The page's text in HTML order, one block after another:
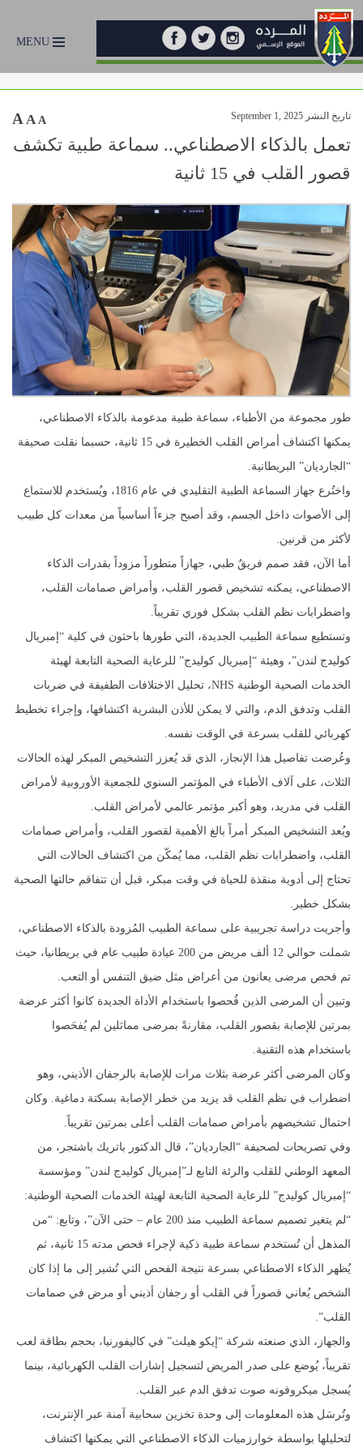
MENU
تاريخ النشر September 1, 2025 A A A
تعمل بالذكاء الاصطناعي.. سماعة طبية تكشف
قصور القلب في 15 ثانية
طور مجموعة من الأطباء، سماعة طبية مدعومة بالذكاء الاصطناعي،
يمكنها اكتشاف أمراض القلب الخطيرة في 15 ثانية، حسبما نقلت صحيفة
“الجارديان” البريطانية.
واختُرع جهاز السماعة الطبية التقليدي في عام 1816، ويُستخدم للاستماع
إلى الأصوات داخل الجسم، وقد أصبح جزءاً أساسياً من معدات كل طبيب
لأكثر من قرنين.
أما الآن، فقد صمم فريقٌ طبي، جهازاً متطوراً مزوداً بقدرات الذكاء
الاصطناعي، يمكنه تشخيص قصور القلب، وأمراض صمامات القلب،
واضطرابات نظم القلب بشكل فوري تقريباً.
وتستطيع سماعة الطبيب الجديدة، التي طورها باحثون في كلية “إمبريال
كوليدج لندن”، وهيئة “إمبريال كوليدج” للرعاية الصحية التابعة لهيئة
الخدمات الصحية الوطنية NHS، تحليل الاختلافات الطفيفة في ضربات
القلب وتدفق الدم، والتي لا يمكن للأذن البشرية اكتشافها، وإجراء تخطيط
كهربائي للقلب بسرعة في الوقت نفسه.
وعُرضت تفاصيل هذا الإنجاز، الذي قد يُعزز التشخيص المبكر لهذه الحالات
الثلاث، على آلاف الأطباء في المؤتمر السنوي للجمعية الأوروبية لأمراض
القلب في مدريد، وهو أكبر مؤتمر عالمي لأمراض القلب.
ويُعد التشخيص المبكر أمراً بالغ الأهمية لقصور القلب، وأمراض صمامات
القلب، واضطرابات نظم القلب، مما يُمكّن من اكتشاف الحالات التي
تحتاج إلى أدوية منقذة للحياة في وقت مبكر، قبل أن تتفاقم حالتها الصحية
بشكل خطير.
وأجريت دراسة تجريبية على سماعة الطبيب المُزودة بالذكاء الاصطناعي،
شملت حوالي 12 ألف مريض من 200 عيادة طبيب عام في بريطانيا، حيث
تم فحص مرضى يعانون من أعراض مثل ضيق التنفس أو التعب.
وتبين أن المرضى الذين فُحصوا باستخدام الأداة الجديدة كانوا أكثر عرضة
بمرتين للإصابة بقصور القلب، مقارنةً بمرضى مماثلين لم يُفحَصوا
باستخدام هذه التقنية.
وكان المرضى أكثر عرضة بثلاث مرات للإصابة بالرجفان الأذيني، وهو
اضطراب في نظم القلب قد يزيد من خطر الإصابة بسكتة دماغية. وكان
احتمال تشخيصهم بأمراض صمامات القلب أعلى بمرتين تقريباً.
وفي تصريحات لصحيفة “الجارديان”، قال الدكتور باتريك باشتجر، من
المعهد الوطني للقلب والرئة التابع لـ”إمبريال كوليدج لندن” ومؤسسة
“إمبريال كوليدج” للرعاية الصحية التابعة لهيئة الخدمات الصحية الوطنية:
“لم يتغير تصميم سماعة الطبيب منذ 200 عام – حتى الآن”، وتابع: “من
المذهل أن تُستخدم سماعة طبية ذكية لإجراء فحص مدته 15 ثانية، ثم
يُظهر الذكاء الاصطناعي بسرعة نتيجة الفحص التي تُشير إلى ما إذا كان
الشخص يُعاني قصوراً في القلب أو رجفان أذيني أو مرض في صمامات
القلب”.
والجهاز، الذي صنعته شركة “إيكو هيلث” في كاليفورنيا، بحجم بطاقة لعب
تقريباً، يُوضع على صدر المريض لتسجيل إشارات القلب الكهربائية، بينما
يُسجل ميكروفونه صوت تدفق الدم عبر القلب.
وتُرسَل هذه المعلومات إلى وحدة تخزين سحابية آمنة عبر الإنترنت،
لتحليلها بواسطة خوارزميات الذكاء الاصطناعي التي يمكنها اكتشاف